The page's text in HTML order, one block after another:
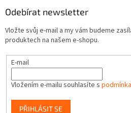
Odebírat newsletter
Vložte svůj e-mail a my vám budeme
produktech na našem e-shopu.
E-mail
Vložením e-mailu souhlasíte s
PŘIHLÁSIT SE